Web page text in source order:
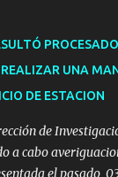
consultas
consultas
UNA
DE ESTACION
de
a cabo
el pasado